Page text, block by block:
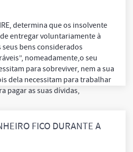
determina que os insolvente
entregar voluntariamente à
bens considerados
nomeadamente,o seu
para sobreviver, nem a sua
dela necessitam para trabalhar
pagar as suas dívidas,
FICO DURANTE A